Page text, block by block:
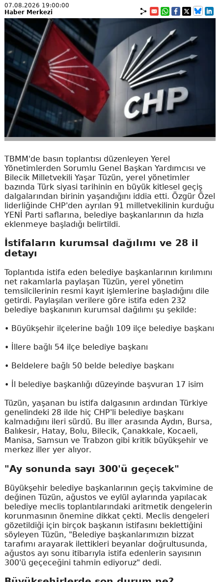
07.08.2026 19:00:00
Haber Merkezi
TBMM'de basın toplantısı düzenleyen Yerel
Yönetimlerden Sorumlu Genel Başkan Yardımcısı ve
Bilecik Milletvekili Yaşar Tüzün, yerel yönetimler
bazında Türk siyasi tarihinin en büyük kitlesel geçiş
dalgalarından birinin yaşandığını iddia etti. Özgür Özel
liderliğinde CHP'den ayrılan 91 milletvekilinin kurduğu
YENİ Parti saflarına, belediye başkanlarının da hızla
eklenmeye başladığı belirtildi.
İstifaların kurumsal dağılımı ve 28 il
detayı
Toplantıda istifa eden belediye başkanlarının kırılımını
net rakamlarla paylaşan Tüzün, yerel yönetim
temsilcilerinin resmi kayıt işlemlerine başladığını dile
getirdi. Paylaşılan verilere göre istifa eden 232
belediye başkanının kurumsal dağılımı şu şekilde:
• Büyükşehir ilçelerine bağlı 109 ilçe belediye başkanı
• İllere bağlı 54 ilçe belediye başkanı
• Beldelere bağlı 50 belde belediye başkanı
• İl belediye başkanlığı düzeyinde başvuran 17 isim
Tüzün, yaşanan bu istifa dalgasının ardından Türkiye
genelindeki 28 ilde hiç CHP'li belediye başkanı
kalmadığını ileri sürdü. Bu iller arasında Aydın, Bursa,
Balıkesir, Hatay, Bolu, Bilecik, Çanakkale, Kocaeli,
Manisa, Samsun ve Trabzon gibi kritik büyükşehir ve
merkez iller yer alıyor.
"Ay sonunda sayı 300'ü geçecek"
Büyükşehir belediye başkanlarının geçiş takvimine de
değinen Tüzün, ağustos ve eylül aylarında yapılacak
belediye meclis toplantılarındaki aritmetik dengelerin
korunmasının önemine dikkat çekti. Meclis dengeleri
gözetildiği için birçok başkanın istifasını beklettiğini
söyleyen Tüzün, "Belediye başkanlarımızın bizzat
tarafımı arayarak ilettikleri beyanlar doğrultusunda,
ağustos ayı sonu itibarıyla istifa edenlerin sayısının
300'ü geçeceğini tahmin ediyoruz" dedi.